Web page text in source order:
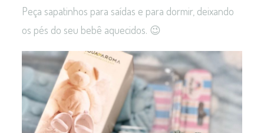
Peça sapatinhos para saídas e para dormir, deixando
os pés do seu bebê aquecidos. 😉